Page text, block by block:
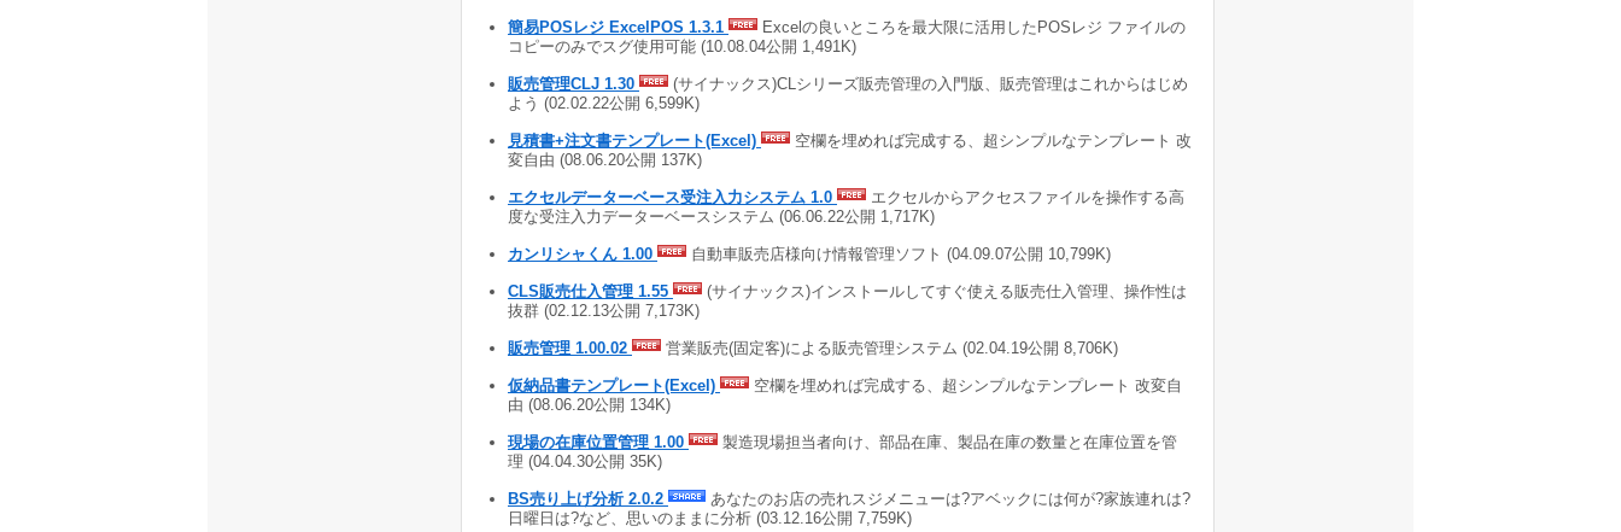
簡易POSレジ ExcelPOS 1.3.1
Excelの良いところを最大限に活用したPOSレジ ファイルの
コピーのみでスグ使用可能 (10.08.04公開 1,491K)
販売管理CLJ 1.30
(サイナックス)CLシリーズ販売管理の入門版、販売管理はこれからはじめ
よう (02.02.22公開 6,599K)
見積書+注文書テンプレート(Excel)
空欄を埋めれば完成する、超シンプルなテンプレート 改
変自由 (08.06.20公開 137K)
エクセルデーターベース受注入力システム 1.0
エクセルからアクセスファイルを操作する高
度な受注入力データーベースシステム (06.06.22公開 1,717K)
カンリシャくん 1.00 自動車販売店様向け情報管理ソフト (04.09.07公開 10,799K)
CLS販売仕入管理 1.55
(サイナックス)インストールしてすぐ使える販売仕入管理、操作性は
抜群 (02.12.13公開 7,173K)
販売管理 1.00.02 営業販売(固定客)による販売管理システム (02.04.19公開 8,706K)
仮納品書テンプレート(Excel)
空欄を埋めれば完成する、超シンプルなテンプレート 改変自
由 (08.06.20公開 134K)
現場の在庫位置管理 1.00
製造現場担当者向け、部品在庫、製品在庫の数量と在庫位置を管
理 (04.04.30公開 35K)
BS売り上げ分析 2.0.2
あなたのお店の売れスジメニューは?アベックには何が?家族連れは?
日曜日は?など、思いのままに分析 (03.12.16公開 7,759K)